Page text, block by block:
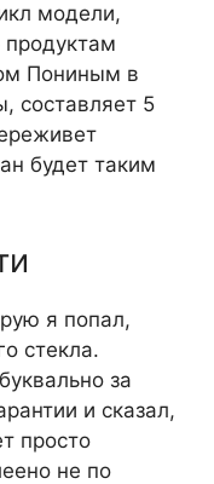
модели,
Пониным в
составляет 5
будет таким
я попал,
стекла.
за
и сказал,
просто
не по